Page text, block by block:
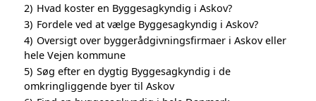
2) Hvad koster en Byggesagkyndig i Askov?
3) Fordele ved at vælge Byggesagkyndig i Askov?
4) Oversigt over byggerådgivningsfirmaer i Askov eller
hele Vejen kommune
5) Søg efter en dygtig Byggesagkyndig i de
omkringliggende byer til Askov